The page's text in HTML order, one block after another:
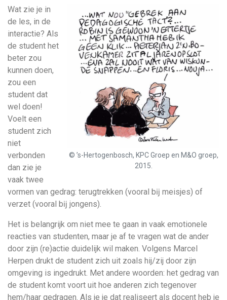
© ’s-Hertogenbosch, KPC Groep en M&O groep,
2015.
Wat zie je in
de les, in de
interactie? Als
de student het
beter zou
kunnen doen,
zou een
student dat
wel doen!
Voelt een
student zich
niet
verbonden
dan zie je
vaak twee
vormen van gedrag: terugtrekken (vooral bĳ meisjes) of
verzet (vooral bĳ jongens).
Het is belangrijk om niet mee te gaan in vaak emotionele
reacties van studenten, maar je af te vragen wat de ander
door zijn (re)actie duidelijk wil maken. Volgens Marcel
Herpen drukt de student zich uit zoals hij/zij door zijn
omgeving is ingedrukt. Met andere woorden: het gedrag van
de student komt voort uit hoe anderen zich tegenover
hem/haar gedragen. Als je je dat realiseert als docent heb je